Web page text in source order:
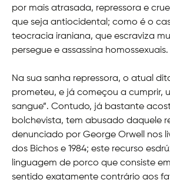
por mais atrasada, repressora e
que seja antiocidental; como é o
teocracia iraniana, que escraviza
persegue e assassina homossexuais.
Na sua sanha repressora, o atual
prometeu, e já começou a cumprir,
sangue”. Contudo, já bastante
bolchevista, tem abusado daquele
denunciado por George Orwell nos
dos Bichos e 1984; este recurso
linguagem de porco que consiste
sentido exatamente contrário aos